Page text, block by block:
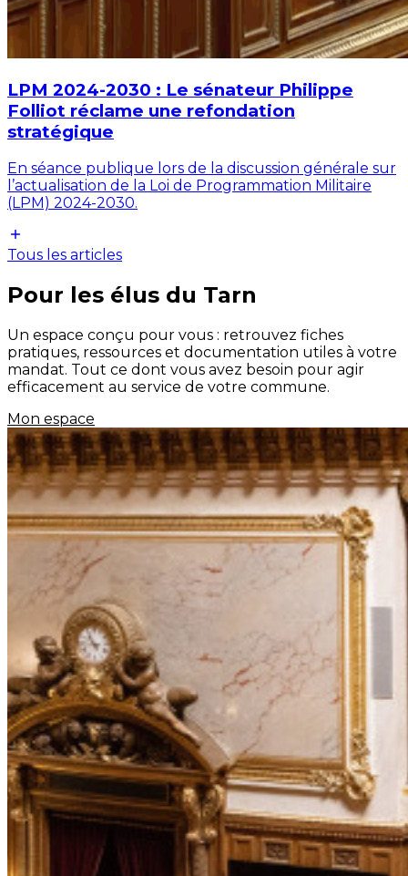
LPM 2024-2030 : Le sénateur Philippe
Folliot réclame une refondation
stratégique
En séance publique lors de la discussion générale sur
l’actualisation de la Loi de Programmation Militaire
(LPM) 2024-2030.
Tous les articles
Pour les élus du Tarn
Un espace conçu pour vous : retrouvez fiches
pratiques, ressources et documentation utiles à votre
mandat. Tout ce dont vous avez besoin pour agir
efficacement au service de votre commune.
Mon espace